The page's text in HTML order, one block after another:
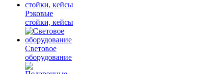
Рэковые
стойки, кейсы
Световое
оборудование